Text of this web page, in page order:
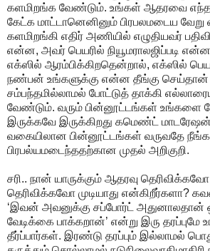
களமிறங்க வேண்டும். உங்கள் ஆதரவை எந்த
கேட்க மாட்டானெனினும் பிரபலமடைய
களமிறங்கி எதிர் அணியில் எழுதியவர்
என்ன, அவர் பெயரில் நியூமராலஜிப்படி
எக்ஸில் ஆரம்பிக்கிறதென்றால், எக்ஸில்
நண்பன் உங்களுக்கு என்ன தீங்கு செய்தான்
சம்பந்தமில்லாமல் போட்டுத் தாக்கி
வேண்டும். வரும் பின்னூட்டங்கள் உங்களை
இருக்கவே இருக்கிறது கமெண்ட்
வகையிலான பின்னூட்டங்கள் வருவதே
பிரபல்யமடைந்ததற்கான முதல் அறிகுறி.
சரி.. நான் யாருக்கும் ஆதரவு தெரிவிக்கவோ,
தெரிவிக்கவோ முடியாது என்கிறீர்களா?
‘இவன் அவனுக்கு சப்போர்ட்
வேடிக்கை பாக்கறான்’ என்று இரு தரப்புமே
தீர்ப்பார்கள். இரண்டு தரப்பும் இல்லாமல்